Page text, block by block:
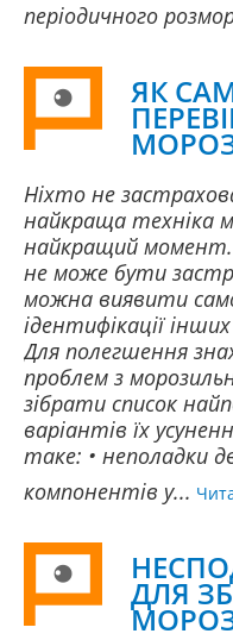
періодичного
ЯК
Ніхто не
найкраща техніка
найкращий момент.
не може бути
можна виявити
ідентифікації
Для полегшення
проблем з
зібрати список
варіантів їх
таке: • неполадки
компонентів у...
ДЛЯ